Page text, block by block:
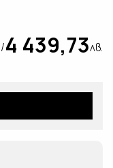
/4 439,73лв.